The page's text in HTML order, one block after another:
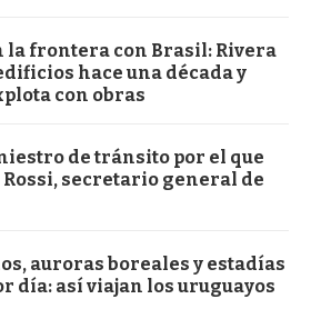
la frontera con Brasil: Rivera
hace una década y
con obras
de tránsito por el que
secretario general de
auroras boreales y estadías
día: así viajan los uruguayos